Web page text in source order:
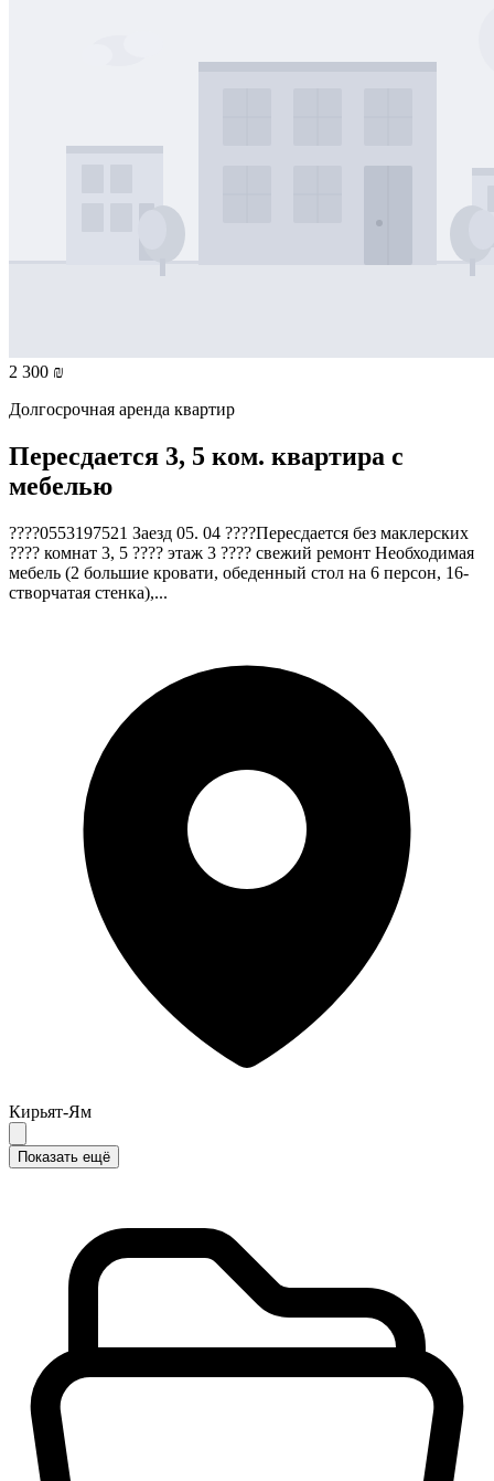
2 300 ₪
Долгосрочная аренда квартир
Пересдается 3, 5 ком. квартира с
мебелью
????0553197521 Заезд 05. 04 ????Пересдается без маклерских
???? комнат 3, 5 ???? этаж 3 ???? свежий ремонт Необходимая
мебель (2 большие кровати, обеденный стол на 6 персон, 16-
створчатая стенка),...
Кирьят-Ям
Показать ещё